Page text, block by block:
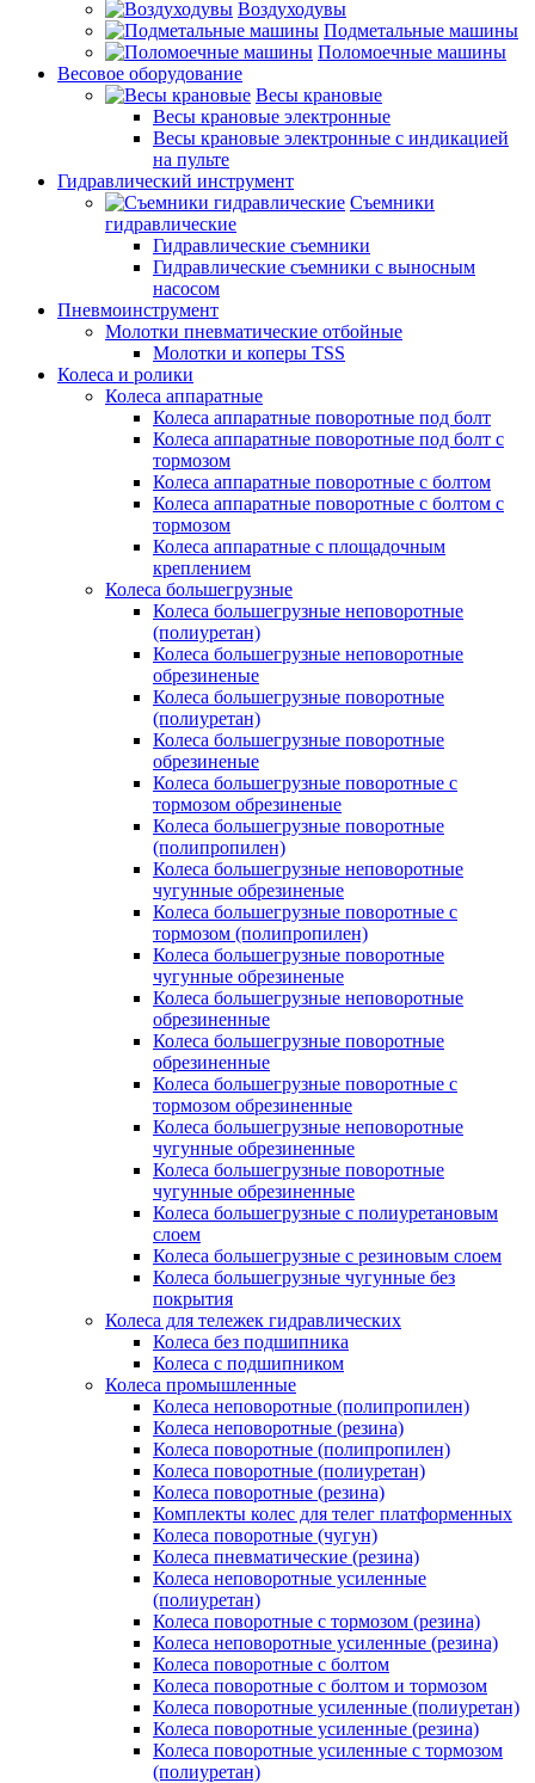
Воздуходувы
Подметальные машины
Поломоечные машины
Весовое оборудование
Весы крановые
Весы крановые электронные
Весы крановые электронные с индикацией
на пульте
Гидравлический инструмент
Съемники
гидравлические
Гидравлические съемники
Гидравлические cъемники с выносным
насосом
Пневмоинструмент
Молотки пневматические отбойные
Молотки и коперы TSS
Колеса и ролики
Колеса аппаратные
Колеса аппаратные поворотные под болт
Колеса аппаратные поворотные под болт с
тормозом
Колеса аппаратные поворотные с болтом
Колеса аппаратные поворотные с болтом с
тормозом
Колеса аппаратные с площадочным
креплением
Колеса большегрузные
Колеса большегрузные неповоротные
(полиуретан)
Колеса большегрузные неповоротные
обрезиненые
Колеса большегрузные поворотные
(полиуретан)
Колеса большегрузные поворотные
обрезиненые
Колеса большегрузные поворотные с
тормозом обрезиненые
Колеса большегрузные поворотные
(полипропилен)
Колеса большегрузные неповоротные
чугунные обрезиненые
Колеса большегрузные поворотные с
тормозом (полипропилен)
Колеса большегрузные поворотные
чугунные обрезиненые
Колеса большегрузные неповоротные
обрезиненные
Колеса большегрузные поворотные
обрезиненные
Колеса большегрузные поворотные с
тормозом обрезиненные
Колеса большегрузные неповоротные
чугунные обрезиненные
Колеса большегрузные поворотные
чугунные обрезиненные
Колеса большегрузные с полиуретановым
слоем
Колеса большегрузные с резиновым слоем
Колеса большегрузные чугунные без
покрытия
Колеса для тележек гидравлических
Колеса без подшипника
Колеса с подшипником
Колеса промышленные
Колеса неповоротные (полипропилен)
Колеса неповоротные (резина)
Колеса поворотные (полипропилен)
Колеса поворотные (полиуретан)
Колеса поворотные (резина)
Комплекты колес для телег платформенных
Колеса поворотные (чугун)
Колеса пневматические (резина)
Колеса неповоротные усиленные
(полиуретан)
Колеса поворотные c тормозом (резина)
Колеса неповоротные усиленные (резина)
Колеса поворотные с болтом
Колеса поворотные с болтом и тормозом
Колеса поворотные усиленные (полиуретан)
Колеса поворотные усиленные (резина)
Колеса поворотные усиленные с тормозом
(полиуретан)